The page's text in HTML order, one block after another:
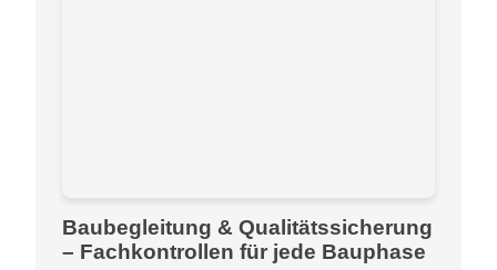
Baubegleitung & Qualitätssicherung
– Fachkontrollen für jede Bauphase